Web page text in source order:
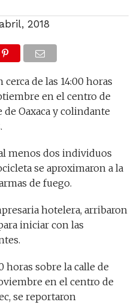
2018
de las 14:00 horas
en el centro de
Oaxaca y colindante
menos dos individuos
se aproximaron a la
de fuego.
hotelera, arribaron
iniciar con las
horas sobre la calle de
en el centro de
se reportaron